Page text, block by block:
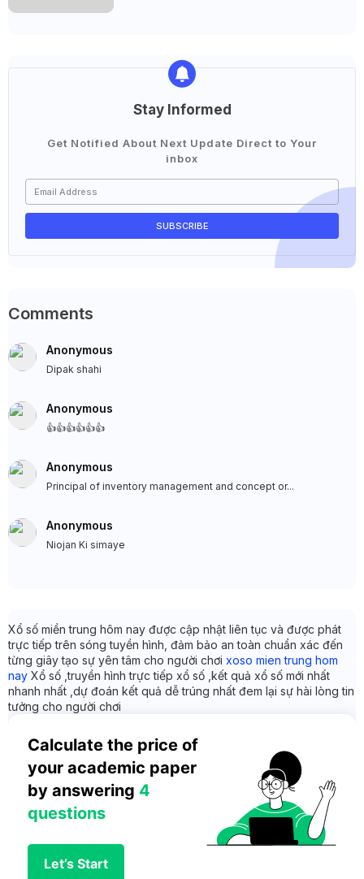
Stay Informed
Get Notified About Next Update Direct to Your
inbox
Comments
Anonymous
Dipak shahi
Anonymous
👍👍👍👍👍👍
Anonymous
Principal of inventory management and concept or...
Anonymous
Niojan Ki simaye
Xổ số miền trung hôm nay được cập nhật liên tục và được phát
trực tiếp trên sóng tuyền hình, đảm bảo an toàn chuẩn xác đến
từng giây tạo sự yên tâm cho người chơi xoso mien trung hom
nay Xổ số ,truyền hình trực tiếp xổ số ,kết quả xổ số mới nhất
nhanh nhất ,dự đoán kết quả dễ trúng nhất đem lại sự hài lòng tin
tưởng cho người chơi
Calculate the price of
your academic paper
by answering 4
questions
Let’s Start